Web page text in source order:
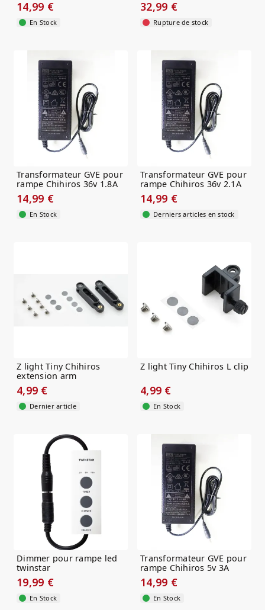
14,99 €
En Stock
32,99 €
Rupture de stock
Transformateur GVE pour
rampe Chihiros 36v 1.8A
14,99 €
En Stock
Transformateur GVE pour
rampe Chihiros 36v 2.1A
14,99 €
Derniers articles en stock
Z light Tiny Chihiros
extension arm
4,99 €
Dernier article
Z light Tiny Chihiros L clip
4,99 €
En Stock
Dimmer pour rampe led
twinstar
19,99 €
En Stock
Transformateur GVE pour
rampe Chihiros 5v 3A
14,99 €
En Stock